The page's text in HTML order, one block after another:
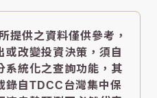
提供之資料僅供參考，
或改變投資決策，須自
系統化之查詢功能，其
錄自TDCC台灣集中保